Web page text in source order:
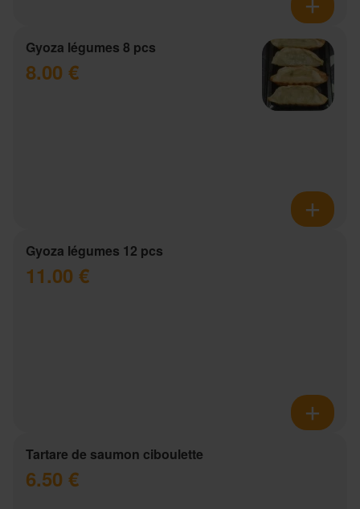
Gyoza légumes 8 pcs
8.00 €
Gyoza légumes 12 pcs
11.00 €
Tartare de saumon ciboulette
6.50 €